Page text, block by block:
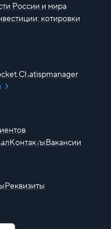
России и мира
котировки
ispmanager
КонтактыВакансии
Реквизиты